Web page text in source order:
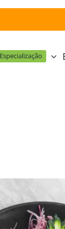
Especialização
Portuguesa